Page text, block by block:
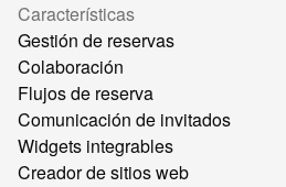
Características
Gestión de reservas
Colaboración
Flujos de reserva
Comunicación de invitados
Widgets integrables
Creador de sitios web